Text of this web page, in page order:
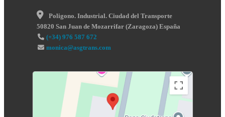
Poligono. Industrial. Ciudad del Transporte
50820 San Juan de Mozarrifar (Zaragoza) España
(+34) 976 587 672
monica@asgtrans.com